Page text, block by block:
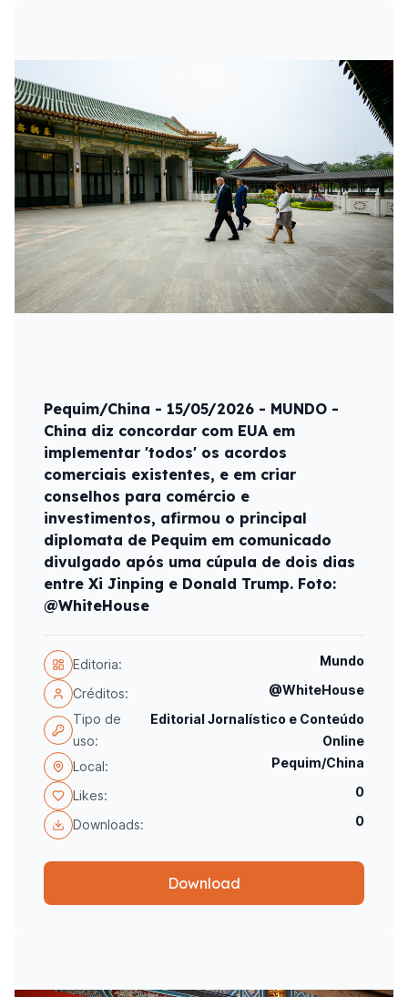
Pequim/China - 15/05/2026 - MUNDO -
China diz concordar com EUA em
implementar 'todos' os acordos
comerciais existentes, e em criar
conselhos para comércio e
investimentos, afirmou o principal
diplomata de Pequim em comunicado
divulgado após uma cúpula de dois dias
entre Xi Jinping e Donald Trump. Foto:
@WhiteHouse
Editoria: Mundo
Créditos:
@WhiteHouse
Tipo de
uso:
Editorial Jornalístico e Conteúdo
Online
Local:
Pequim/China
Likes: 0
Downloads: 0
Download